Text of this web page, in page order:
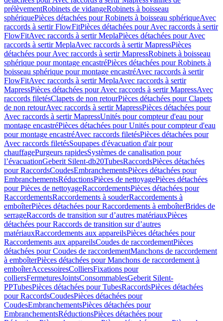
prélèvementRobinets de vidangeRobinets à boisseau
sphériquePièces détachées pour Robinets à boisseau sphériqueAvec
raccords à sertir FlowFitPièces détachées pour Avec raccords à sertir
FlowFitAvec raccords à sertir MeplaPièces détachées pour Avec
raccords à sertir MeplaAvec raccords à sertir MapressPièces
détachées pour Avec raccords à sertir MapressRobinets à boisseau
sphérique pour montage encastréPièces détachées pour Robinets à
boisseau sphérique pour montage encastréAvec raccords à sertir
FlowFitAvec raccords à sertir MeplaAvec raccords à sertir
MapressPièces détachées pour Avec raccords à sertir MapressAvec
raccords filetésClapets de non retourPièces détachées pour Clapets
de non retourAvec raccords à sertir MapressPièces détachées pour
Avec raccords à sertir MapressUnités pour compteur d'eau pour
montage encastréPièces détachées pour Unités pour compteur d'eau
pour montage encastréAvec raccords filetésPièces détachées pour
Avec raccords filetésSoupapes d'évacuation d'air pour
chauffagePurgeurs rapidesSystèmes de canalisation pour
l’évacuationGeberit Silent-db20TubesRaccordsPièces détachées
pour RaccordsCoudesEmbranchementsPièces détachées pour
EmbranchementsRéductionsPièces de nettoyagePièces détachées
pour Pièces de nettoyageRaccordementsPièces détachées pour
RaccordementsRaccordements à souderRaccordements à
emboîterPièces détachées pour Raccordements à emboîterBrides de
serrageRaccords de transition sur d’autres matériauxPièces
détachées pour Raccords de transition sur d’autres
matériauxRaccordements aux appareilsPièces détachées pour
Raccordements aux appareilsCoudes de raccordementPièces
détachées pour Coudes de raccordementManchons de raccordement
à emboîterPièces détachées pour Manchons de raccordement à
emboîterAccessoiresColliersFixations pour
colliersFermeturesJointsConsommablesGeberit Silent-
PPTubesPièces détachées pour TubesRaccordsPièces détachées
pour RaccordsCoudesPièces détachées pour
CoudesEmbranchementsPièces détachées pour
EmbranchementsRéductionsPièces détachées pour